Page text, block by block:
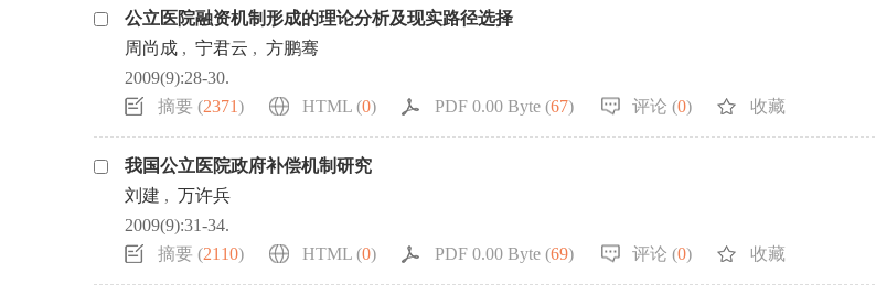
公立医院融资机制形成的理论分析及现实路径选择
周尚成 , 宁君云 , 方鹏骞
2009(9):28-30.
摘要 (2371) HTML (0) PDF 0.00 Byte (67) 评论 (0) 收藏
我国公立医院政府补偿机制研究
刘建 , 万许兵
2009(9):31-34.
摘要 (2110) HTML (0) PDF 0.00 Byte (69) 评论 (0) 收藏